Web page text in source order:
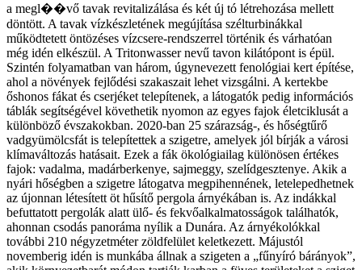
a megl��vő tavak revitalizálása és két új tó létrehozása mellett
döntött. A tavak vízkészletének megújítása szélturbinákkal
működtetett öntözéses vízcsere-rendszerrel történik és várhatóan
még idén elkészül. A Tritonwasser nevű tavon kilátópont is épül.
Szintén folyamatban van három, úgynevezett fenológiai kert építése,
ahol a növények fejlődési szakaszait lehet vizsgálni. A kertekbe
őshonos fákat és cserjéket telepítenek, a látogatók pedig információs
táblák segítségével követhetik nyomon az egyes fajok életciklusát a
különböző évszakokban. 2020-ban 25 szárazság-, és hőségtűrő
vadgyümölcsfát is telepítettek a szigetre, amelyek jól bírják a városi
klímaváltozás hatásait. Ezek a fák ökológiailag különösen értékes
fajok: vadalma, madárberkenye, sajmeggy, szelídgesztenye. Akik a
nyári hőségben a szigetre látogatva megpihennének, letelepedhetnek
az újonnan létesített öt hűsítő pergola árnyékában is. Az indákkal
befuttatott pergolák alatt ülő- és fekvőalkalmatosságok találhatók,
ahonnan csodás panoráma nyílik a Dunára. Az árnyékolókkal
további 210 négyzetméter zöldfelület keletkezett. Májustól
novemberig idén is munkába állnak a szigeten a „fűnyíró bárányok”,